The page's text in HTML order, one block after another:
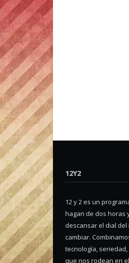
12Y2
12 y 2 es un
hagan de dos horas
descansar el dial
cambiar.
tecnología,
que nos rodean en